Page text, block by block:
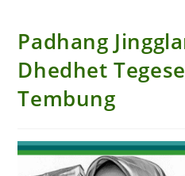
Padhang
Dhedhet
Tembung